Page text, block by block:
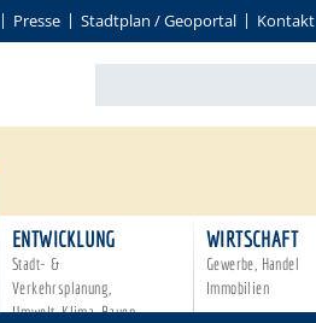
Presse Stadtplan / Geoportal Kontakt
ENTWICKLUNG
Stadt- &
Verkehrsplanung,
Umwelt, Klima, Bauen
WIRTSCHAFT
Gewerbe, Handel
Immobilien